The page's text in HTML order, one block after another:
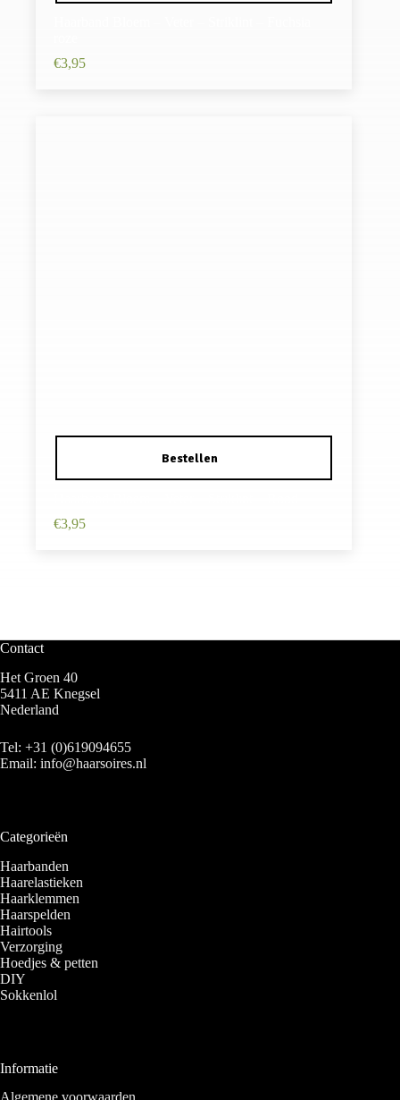
€3,95
€3,95
Contact
Het Groen 40
5411 AE Knegsel
Nederland
Tel: +31 (0)619094655
Email: info@haarsoires.nl
Categorieën
Haarbanden
Haarelastieken
Haarklemmen
Haarspelden
Hairtools
Verzorging
Hoedjes & petten
DIY
Sokkenlol
Informatie